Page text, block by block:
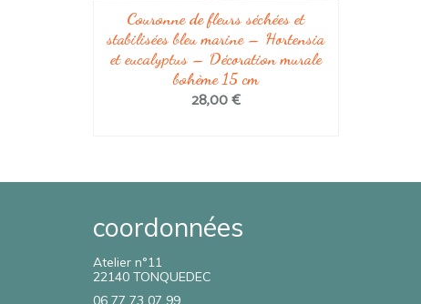
Couronne de fleurs séchées et
stabilisées bleu marine – Hortensia
et eucalyptus – Décoration murale
bohème 15 cm
28,00€
coordonnées
Atelier n°11
22140 TONQUEDEC
06 77 73 07 99
Claire a réalisé une couronne de fleurs